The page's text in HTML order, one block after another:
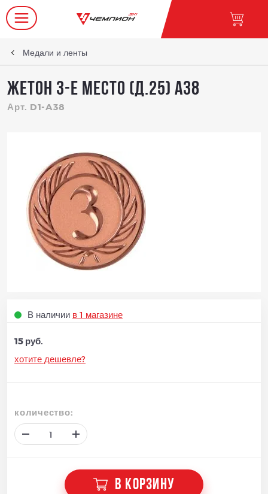
Медали и ленты
Жетон 3-е место (д.25) A38
Арт. D1-A38
В наличии в 1 магазине
15 руб.
хотите дешевле?
количество:
В КОРЗИНУ